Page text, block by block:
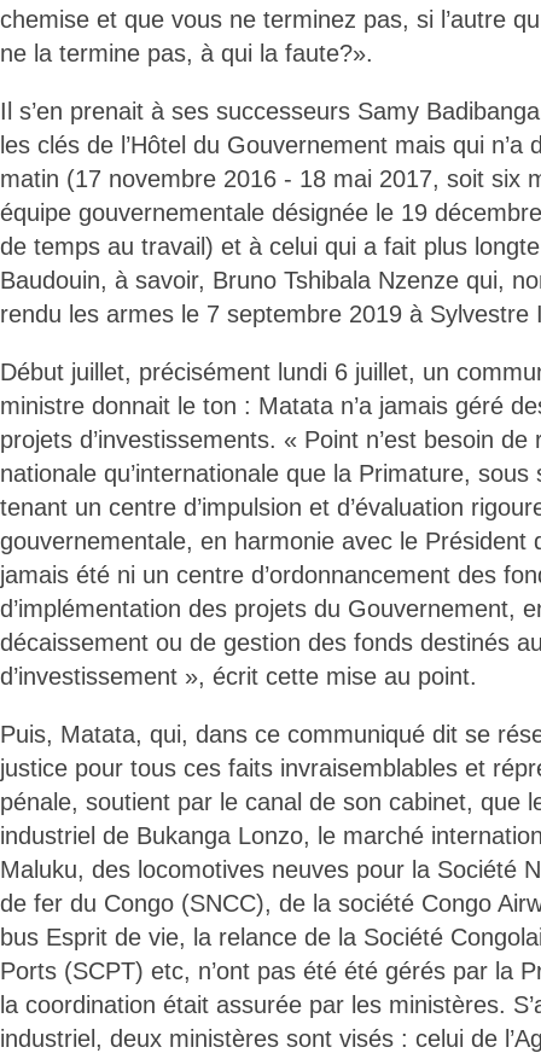
chemise et que vous ne terminez pas, si l’autre
ne la termine pas, à qui la faute?».
Il s’en prenait à ses successeurs Samy
les clés de l’Hôtel du Gouvernement mais qui n’a
matin (17 novembre 2016 - 18 mai 2017, soit six
équipe gouvernementale désignée le 19
de temps au travail) et à celui qui a fait plus
Baudouin, à savoir, Bruno Tshibala Nzenze qui,
rendu les armes le 7 septembre 2019 à Sylvestre
Début juillet, précisément lundi 6 juillet, un
ministre donnait le ton : Matata n’a jamais géré
projets d’investissements. « Point n’est besoin de
nationale qu’internationale que la Primature,
tenant un centre d’impulsion et d’évaluation
gouvernementale, en harmonie avec le Président
jamais été ni un centre d’ordonnancement des
d’implémentation des projets du Gouvernement,
décaissement ou de gestion des fonds destinés
d’investissement », écrit cette mise au point.
Puis, Matata, qui, dans ce communiqué dit se
justice pour tous ces faits invraisemblables et
pénale, soutient par le canal de son cabinet, que
industriel de Bukanga Lonzo, le marché
Maluku, des locomotives neuves pour la Société
de fer du Congo (SNCC), de la société Congo
bus Esprit de vie, la relance de la Société
Ports (SCPT) etc, n’ont pas été été gérés par la
la coordination était assurée par les ministères.
industriel, deux ministères sont visés : celui de